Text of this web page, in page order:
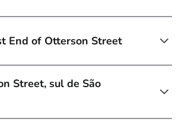
End of Otterson Street
Street, sul de São